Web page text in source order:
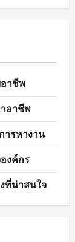
าชีพ
อาชีพ
ารหางาน
งค์กร
ที่น่าสนใจ